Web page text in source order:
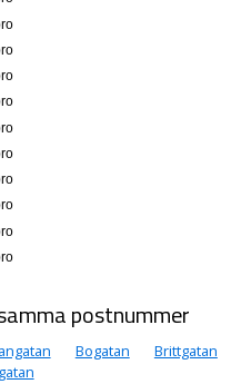
postnummer
Bogatan Brittgatan